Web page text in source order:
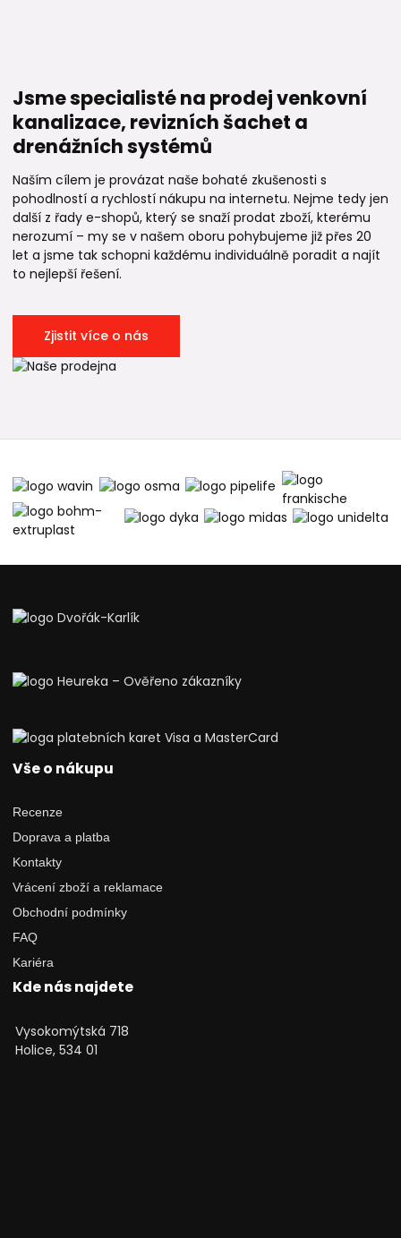
Jsme specialisté na prodej venkovní
kanalizace, revizních šachet a
drenážních systémů
Naším cílem je provázat naše bohaté zkušenosti s
pohodlností a rychlostí nákupu na internetu. Nejme tedy jen
další z řady e-shopů, který se snaží prodat zboží, kterému
nerozumí – my se v našem oboru pohybujeme již přes 20
let a jsme tak schopni každému individuálně poradit a najít
to nejlepší řešení.
Zjistit více o nás
Vše o nákupu
Recenze
Doprava a platba
Kontakty
Vrácení zboží a reklamace
Obchodní podmínky
FAQ
Kariéra
Kde nás najdete
Vysokomýtská 718
Holice, 534 01